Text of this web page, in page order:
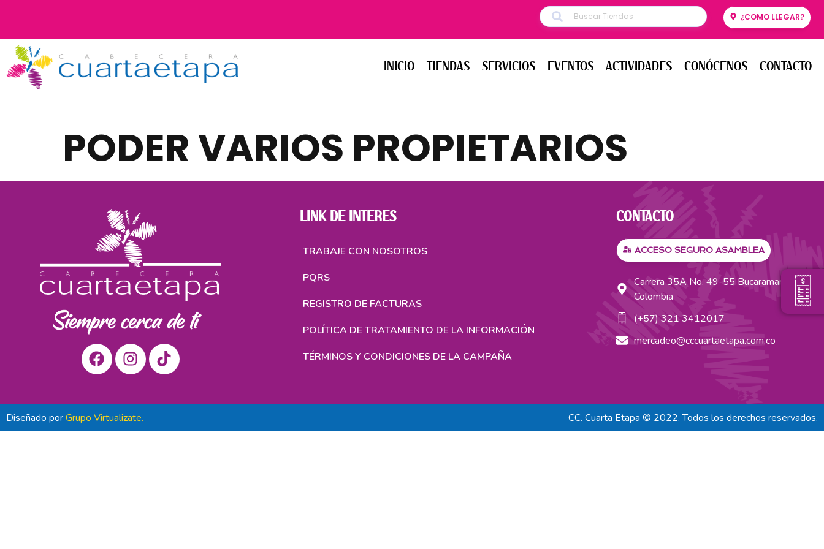
¿COMO LLEGAR?
INICIO TIENDAS SERVICIOS EVENTOS ACTIVIDADES CONÓCENOS CONTACTO
TIENDAS SERVICIOS EVENTOS ACTIVIDADES CONÓCENOS CONTACTO
PODER VARIOS PROPIETARIOS
LINK DE INTERES
TRABAJE CON NOSOTROS
PQRS
REGISTRO DE FACTURAS
POLÍTICA DE TRATAMIENTO DE LA INFORMACIÓN
TÉRMINOS Y CONDICIONES DE LA CAMPAÑA
CONTACTO
ACCESO SEGURO ASAMBLEA
Carrera 35A No. 49-55 Bucaramanga,
Colombia
(+57) 321 3412017
mercadeo@cccuartaetapa.com.co
Diseñado porGrupo Virtualizate. CC. Cuarta Etapa © 2022. Todos los derechos reservados.